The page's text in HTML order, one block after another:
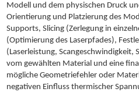
Modell und dem physischen Druck
Orientierung und Platzierung des
Supports, Slicing (Zerlegung in
(Optimierung des Laserpfades),
(Laserleistung, Scangeschwindigkeit,
vom gewählten Material und eine
mögliche Geometriefehler oder
negativen Einfluss thermischer